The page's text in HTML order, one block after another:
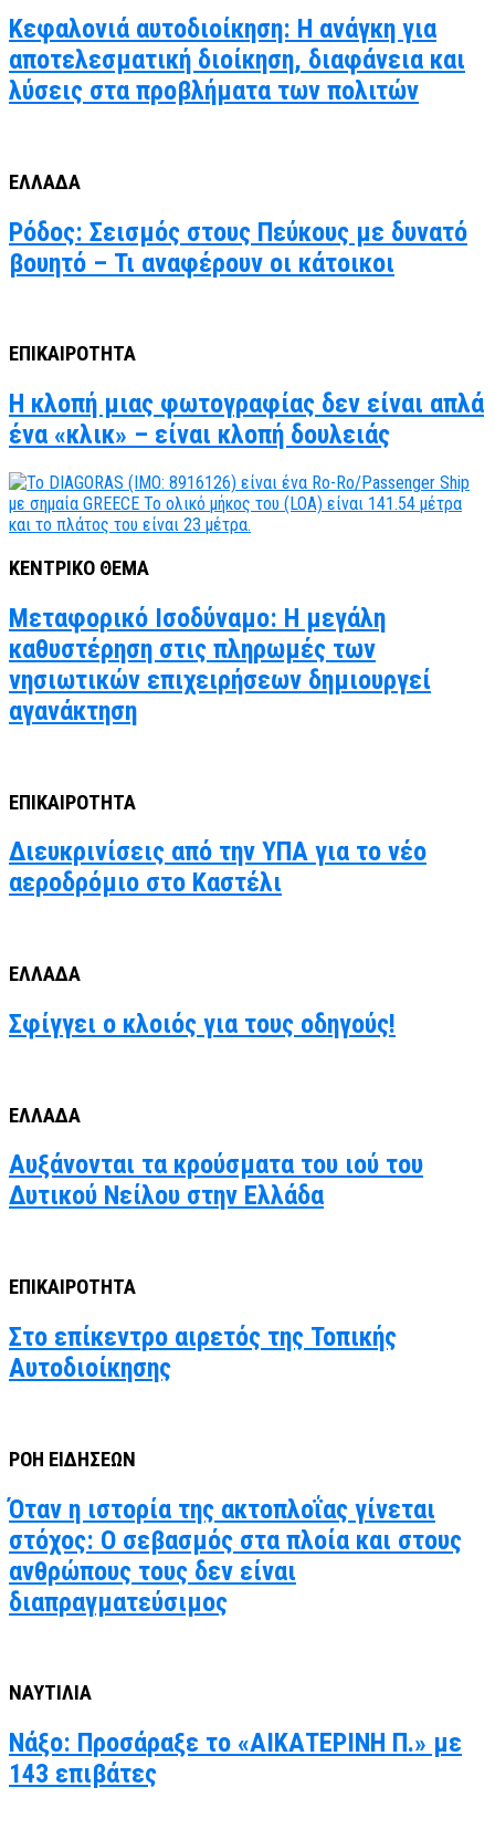
Κεφαλονιά αυτοδιοίκηση: Η ανάγκη για
αποτελεσματική διοίκηση, διαφάνεια και
λύσεις στα προβλήματα των πολιτών
ΕΛΛΑΔΑ
Ρόδος: Σεισμός στους Πεύκους με δυνατό
βουητό – Τι αναφέρουν οι κάτοικοι
ΕΠΙΚΑΙΡΟΤΗΤΑ
Η κλοπή μιας φωτογραφίας δεν είναι απλά
ένα «κλικ» – είναι κλοπή δουλειάς
ΚΕΝΤΡΙΚΟ ΘΕΜΑ
Μεταφορικό Ισοδύναμο: Η μεγάλη
καθυστέρηση στις πληρωμές των
νησιωτικών επιχειρήσεων δημιουργεί
αγανάκτηση
ΕΠΙΚΑΙΡΟΤΗΤΑ
Διευκρινίσεις από την ΥΠΑ για το νέο
αεροδρόμιο στο Καστέλι
ΕΛΛΑΔΑ
Σφίγγει ο κλοιός για τους οδηγούς!
ΕΛΛΑΔΑ
Αυξάνονται τα κρούσματα του ιού του
Δυτικού Νείλου στην Ελλάδα
ΕΠΙΚΑΙΡΟΤΗΤΑ
Στο επίκεντρο αιρετός της Τοπικής
Αυτοδιοίκησης
ΡΟΗ ΕΙΔΗΣΕΩΝ
Όταν η ιστορία της ακτοπλοΐας γίνεται
στόχος: Ο σεβασμός στα πλοία και στους
ανθρώπους τους δεν είναι
διαπραγματεύσιμος
ΝΑΥΤΙΛΙΑ
Νάξο: Προσάραξε το «ΑΙΚΑΤΕΡΙΝΗ Π.» με
143 επιβάτες